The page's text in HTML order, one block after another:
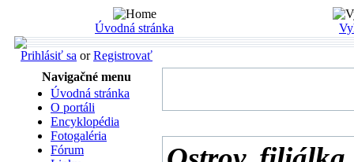
Úvodná stránka
Prihlásiť sa orRegistrovať
Navigačné menu
Úvodná stránka
O portáli
Encyklopédia
Fotogaléria
Fórum